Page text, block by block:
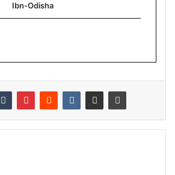
Ibn-Odisha